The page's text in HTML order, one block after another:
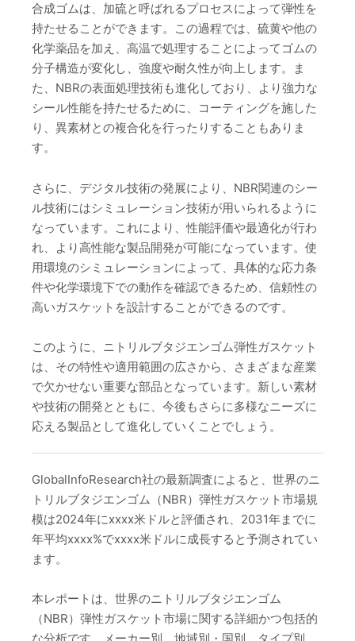
合成ゴムは、加硫と呼ばれるプロセスによって弾性を
持たせることができます。この過程では、硫黄や他の
化学薬品を加え、高温で処理することによってゴムの
分子構造が変化し、強度や耐久性が向上します。ま
た、NBRの表面処理技術も進化しており、より強力な
シール性能を持たせるために、コーティングを施した
り、異素材との複合化を行ったりすることもありま
す。
さらに、デジタル技術の発展により、NBR関連のシー
ル技術にはシミュレーション技術が用いられるように
なっています。これにより、性能評価や最適化が行わ
れ、より高性能な製品開発が可能になっています。使
用環境のシミュレーションによって、具体的な応力条
件や化学環境下での動作を確認できるため、信頼性の
高いガスケットを設計することができるのです。
このように、ニトリルブタジエンゴム弾性ガスケット
は、その特性や適用範囲の広さから、さまざまな産業
で欠かせない重要な部品となっています。新しい素材
や技術の開発とともに、今後もさらに多様なニーズに
応える製品として進化していくことでしょう。
GlobalInfoResearch社の最新調査によると、世界のニ
トリルブタジエンゴム（NBR）弾性ガスケット市場規
模は2024年にxxxx米ドルと評価され、2031年までに
年平均xxxx%でxxxx米ドルに成長すると予測されてい
ます。
本レポートは、世界のニトリルブタジエンゴム
（NBR）弾性ガスケット市場に関する詳細かつ包括的